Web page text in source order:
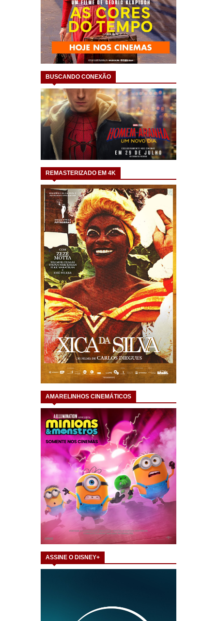
BUSCANDO CONEXÃO
REMASTERIZADO EM 4K
AMARELINHOS CINEMÁTICOS
ASSINE O DISNEY+